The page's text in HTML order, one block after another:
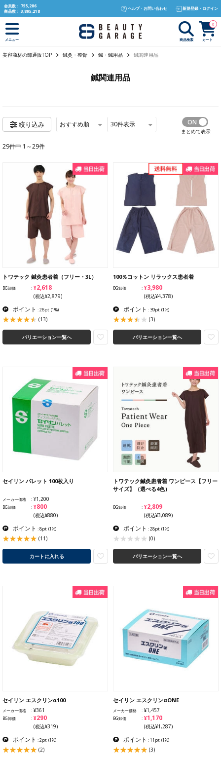
text.skipToContent
text.skipToNavigation
会員数： 755,286
商品数： 3,895,218
ヘルプ・お問い合わせ 新規登録・ログイン
メニュー 商品検索 カート
0
美容商材の卸通販TOP 鍼灸・整骨 鍼・鍼用品 鍼関連用品
鍼関連用品
絞り込み おすすめ順 30件表示
まとめて表示
29件中 1～29件
トワテック 鍼灸患者着（フリー・3L）
BG卸価 ¥2,618
(税込¥2,879)
ポイント : 26pt (1%)
(13)
バリエーション一覧へ
100％コットン リラックス患者着
BG卸価 ¥3,980
(税込¥4,378)
ポイント : 39pt (1%)
(3)
バリエーション一覧へ
セイリン パレット 100枚入り
メーカー価格 ¥1,200
BG卸価 ¥800
(税込¥880)
ポイント : 8pt (1%)
(11)
カートに入れる
トワテック鍼灸患者着 ワンピース【フリー
サイズ】（選べる4色）
BG卸価 ¥2,809
(税込¥3,089)
ポイント : 28pt (1%)
(0)
バリエーション一覧へ
セイリン エスクリンα100
メーカー価格 ¥361
BG卸価 ¥290
(税込¥319)
ポイント : 2pt (1%)
(2)
セイリン エスクリンαONE
メーカー価格 ¥1,457
BG卸価 ¥1,170
(税込¥1,287)
ポイント : 11pt (1%)
(3)